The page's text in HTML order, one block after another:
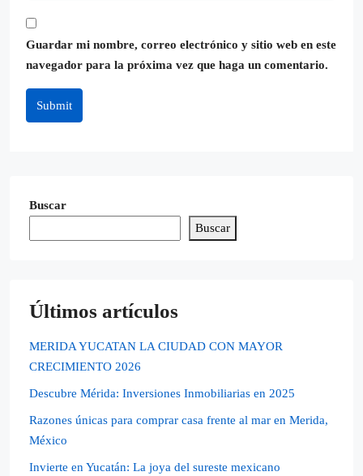
Guardar mi nombre, correo electrónico y sitio web en este
navegador para la próxima vez que haga un comentario.
Submit
Buscar
Buscar
Últimos artículos
MERIDA YUCATAN LA CIUDAD CON MAYOR
CRECIMIENTO 2026
Descubre Mérida: Inversiones Inmobiliarias en 2025
Razones únicas para comprar casa frente al mar en Merida,
México
Invierte en Yucatán: La joya del sureste mexicano